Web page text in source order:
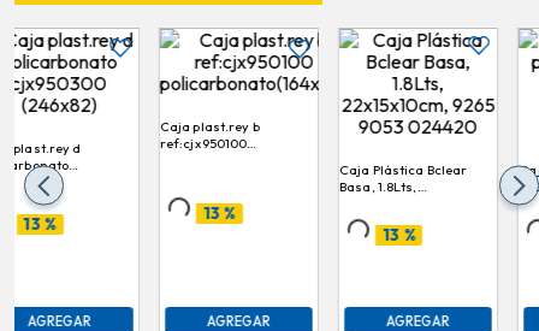
ref:cjx950100
policarbonato(164x82)
Caja Plástica Bclear Basa,
1.8Lts, 22x15x10cm, 9265
\ color
13 %